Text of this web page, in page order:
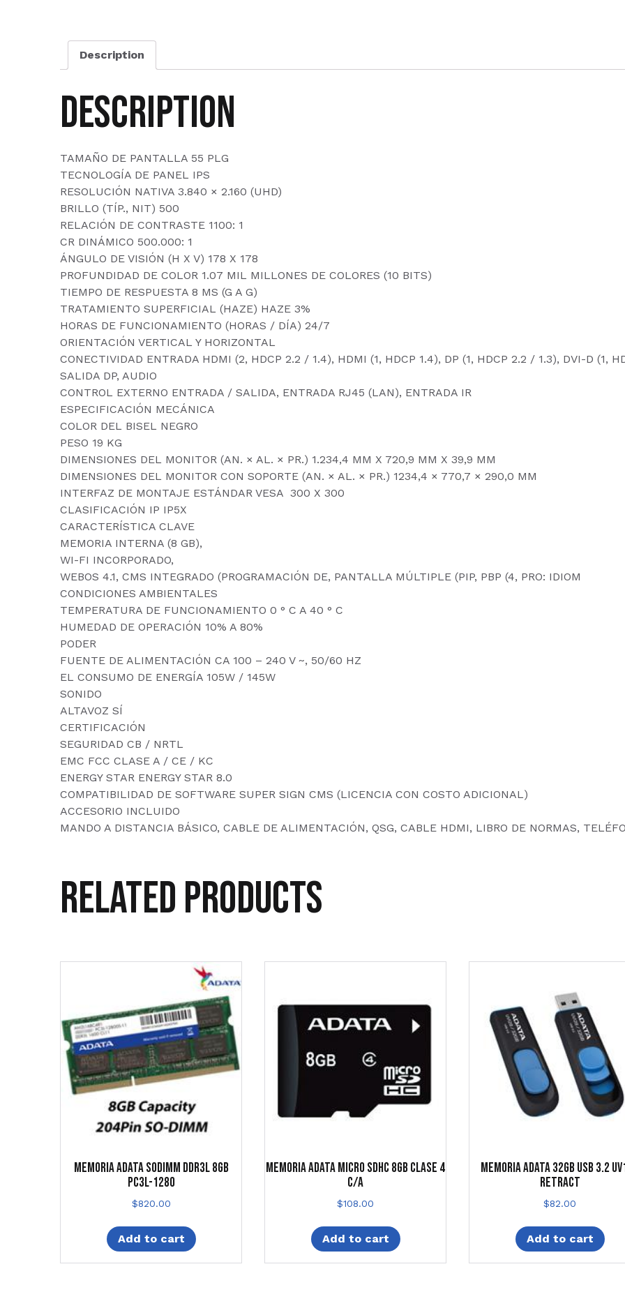
Description
Description
TAMAÑO DE PANTALLA 55 PLG
TECNOLOGÍA DE PANEL IPS
RESOLUCIÓN NATIVA 3.840 × 2.160 (UHD)
BRILLO (TÍP., NIT) 500
RELACIÓN DE CONTRASTE 1100: 1
CR DINÁMICO 500.000: 1
ÁNGULO DE VISIÓN (H X V) 178 X 178
PROFUNDIDAD DE COLOR 1.07 MIL MILLONES DE COLORES (10 BITS)
TIEMPO DE RESPUESTA 8 MS (G A G)
TRATAMIENTO SUPERFICIAL (HAZE) HAZE 3%
HORAS DE FUNCIONAMIENTO (HORAS / DÍA) 24/7
ORIENTACIÓN VERTICAL Y HORIZONTAL
CONECTIVIDAD ENTRADA HDMI (2, HDCP 2.2 / 1.4), HDMI (1, HDCP 1.4), DP (1, HDCP 2.2 / 1.3), DVI-D (1,
SALIDA DP, AUDIO
CONTROL EXTERNO ENTRADA / SALIDA, ENTRADA RJ45 (LAN), ENTRADA IR
ESPECIFICACIÓN MECÁNICA
COLOR DEL BISEL NEGRO
PESO 19 KG
DIMENSIONES DEL MONITOR (AN. × AL. × PR.) 1.234,4 MM X 720,9 MM X 39,9 MM
DIMENSIONES DEL MONITOR CON SOPORTE (AN. × AL. × PR.) 1234,4 × 770,7 × 290,0 MM
INTERFAZ DE MONTAJE ESTÁNDAR VESA  300 X 300
CLASIFICACIÓN IP IP5X
CARACTERÍSTICA CLAVE
MEMORIA INTERNA (8 GB),
WI-FI INCORPORADO,
WEBOS 4.1, CMS INTEGRADO (PROGRAMACIÓN DE, PANTALLA MÚLTIPLE (PIP, PBP (4, PRO: IDIOM
CONDICIONES AMBIENTALES
TEMPERATURA DE FUNCIONAMIENTO 0 ° C A 40 ° C
HUMEDAD DE OPERACIÓN 10% A 80%
PODER
FUENTE DE ALIMENTACIÓN CA 100 – 240 V ~, 50/60 HZ
EL CONSUMO DE ENERGÍA 105W / 145W
SONIDO
ALTAVOZ SÍ
CERTIFICACIÓN
SEGURIDAD CB / NRTL
EMC FCC CLASE A / CE / KC
ENERGY STAR ENERGY STAR 8.0
COMPATIBILIDAD DE SOFTWARE SUPER SIGN CMS (LICENCIA CON COSTO ADICIONAL)
ACCESORIO INCLUIDO
MANDO A DISTANCIA BÁSICO, CABLE DE ALIMENTACIÓN, QSG, CABLE HDMI, LIBRO DE NORMAS,
Related products
MEMORIA ADATA SODIMM DDR3L 8GB
PC3L-1280
$820.00
Add to cart
MEMORIA ADATA MICRO SDHC 8GB CLASE 4
C/A
$108.00
Add to cart
MEMORIA ADATA 32GB USB 3.2
RETRACT
$82.00
Add to cart